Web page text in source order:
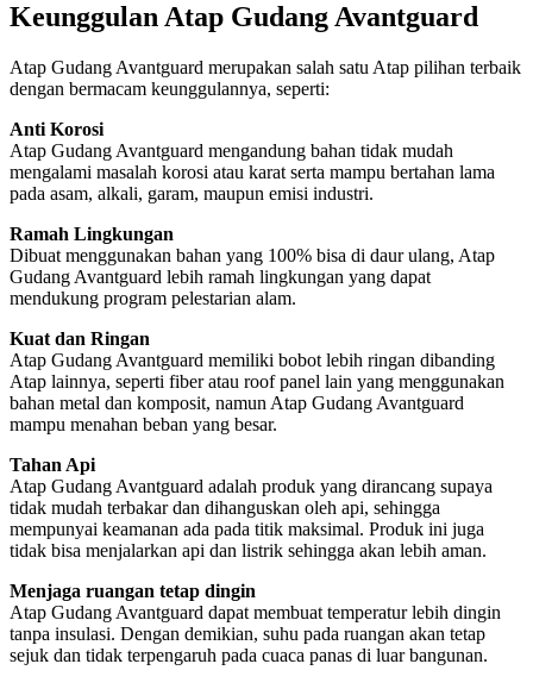
Keunggulan Atap Gudang Avantguard
Atap Gudang Avantguard merupakan salah satu Atap pilihan terbaik
dengan bermacam keunggulannya, seperti:
Anti Korosi
Atap Gudang Avantguard mengandung bahan tidak mudah
mengalami masalah korosi atau karat serta mampu bertahan lama
pada asam, alkali, garam, maupun emisi industri.
Ramah Lingkungan
Dibuat menggunakan bahan yang 100% bisa di daur ulang, Atap
Gudang Avantguard lebih ramah lingkungan yang dapat
mendukung program pelestarian alam.
Kuat dan Ringan
Atap Gudang Avantguard memiliki bobot lebih ringan dibanding
Atap lainnya, seperti fiber atau roof panel lain yang menggunakan
bahan metal dan komposit, namun Atap Gudang Avantguard
mampu menahan beban yang besar.
Tahan Api
Atap Gudang Avantguard adalah produk yang dirancang supaya
tidak mudah terbakar dan dihanguskan oleh api, sehingga
mempunyai keamanan ada pada titik maksimal. Produk ini juga
tidak bisa menjalarkan api dan listrik sehingga akan lebih aman.
Menjaga ruangan tetap dingin
Atap Gudang Avantguard dapat membuat temperatur lebih dingin
tanpa insulasi. Dengan demikian, suhu pada ruangan akan tetap
sejuk dan tidak terpengaruh pada cuaca panas di luar bangunan.